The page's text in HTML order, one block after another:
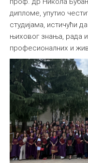
дипломе, упутио
студијама, истичући
њиховог знања, рада
професионалних и